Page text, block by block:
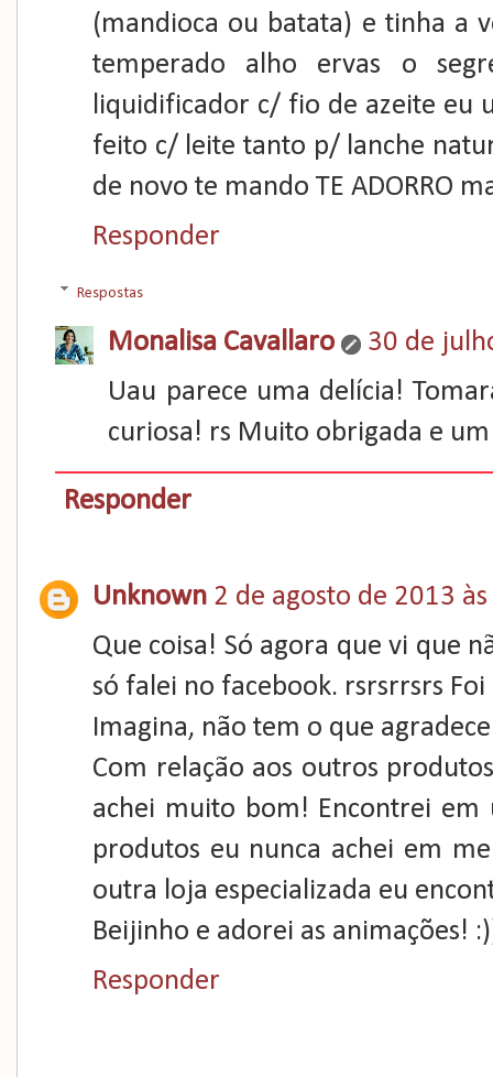
(mandioca ou batata) e tinha a
temperado alho ervas o
liquidificador c/ fio de azeite eu
feito c/ leite tanto p/ lanche
de novo te mando TE ADORRO
Responder
Respostas
Monalisa Cavallaro
30 de
Uau parece uma delícia!
curiosa! rs Muito obrigada e
Responder
Unknown 2 de agosto de 2013
Que coisa! Só agora que vi que
só falei no facebook. rsrsrrsrs
Imagina, não tem o que
Com relação aos outros
achei muito bom! Encontrei
produtos eu nunca achei em
outra loja especializada eu
Beijinho e adorei as animações!
Responder